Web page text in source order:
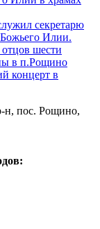
секретарю
Илии.
шести
в п.Рощино
концерт в
н, пос. Рощино,